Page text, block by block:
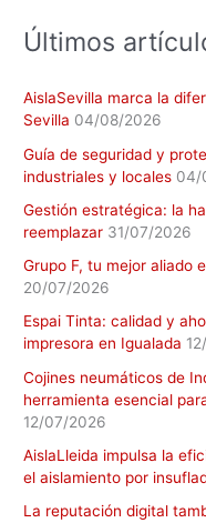
Últimos
AislaSevilla marca la
Sevilla 04/08/2026
Guía de seguridad y
industriales y locales 04/
Gestión estratégica: la
reemplazar 31/07/2026
Grupo F, tu mejor aliado
20/07/2026
Espai Tinta: calidad y
impresora en Igualada
Cojines neumáticos de
herramienta esencial
12/07/2026
AislaLleida impulsa la
el aislamiento por
La reputación digital